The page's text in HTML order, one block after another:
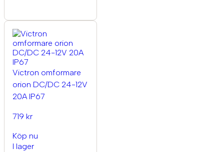
Victron omformare
orion DC/DC 24-12V
20A IP67
719 kr
Köp nu
I lager